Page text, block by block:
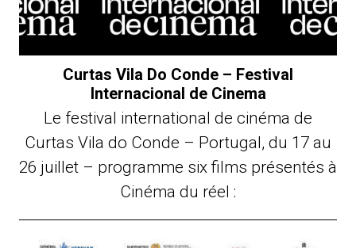
Curtas Vila Do Conde – Festival
Internacional de Cinema
Le festival international de cinéma de
Curtas Vila do Conde – Portugal, du 17 au
26 juillet – programme six films présentés à
Cinéma du réel :